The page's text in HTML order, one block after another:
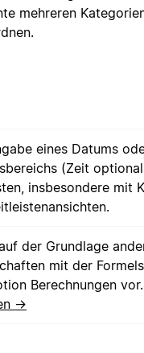
mehreren
eines Datums
(Zeit
insbesondere mit
der Grundlage
mit der
Berechnungen vor.
→